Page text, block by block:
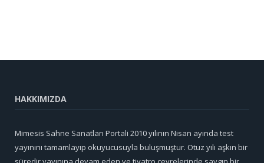
HAKKIMIZDA
Mimesis Sahne Sanatları Portali 2010 yılının Nisan ayında test
yayınını tamamlayıp okuyucusuyla buluşmuştur. Otuz yılı aşkın bir